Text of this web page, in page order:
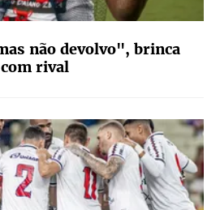
não devolvo", brinca
rival